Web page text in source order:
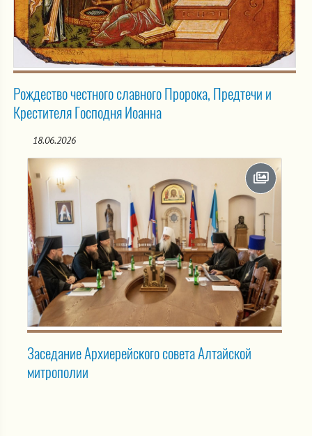
Рождество честного славного Пророка, Предтечи и
Крестителя Господня Иоанна
18.06.2026
Заседание Архиерейского совета Алтайской
митрополии